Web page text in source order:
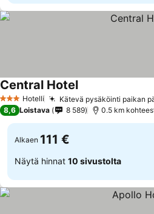
3 Tähtiluokitus
Hotelli Kätevä pysäköinti paikan
Central Hotel
8,6 Loistava 8 589 0.5 km
Alkaen 111 €
Näytä hinnat 10 sivustolta